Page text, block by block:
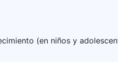
(en niños y